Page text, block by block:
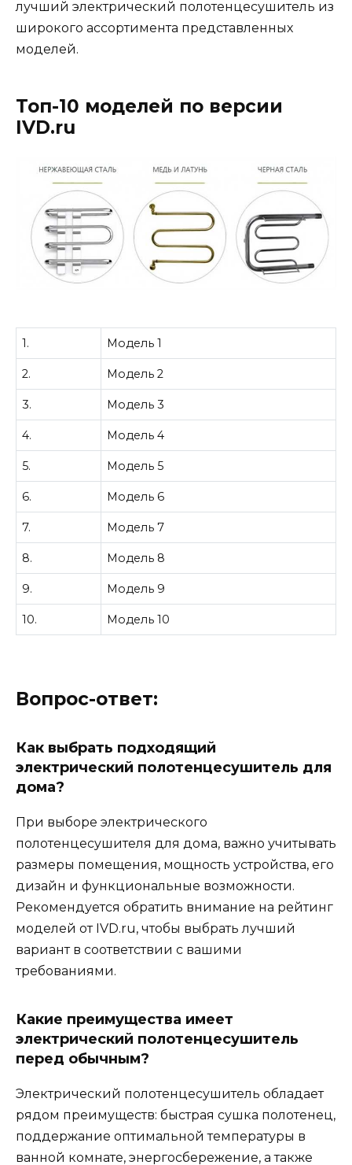
лучший электрический полотенцесушитель из
широкого ассортимента представленных
моделей.
Топ-10 моделей по версии
IVD.ru
1. Модель 1
2. Модель 2
3. Модель 3
4. Модель 4
5. Модель 5
6. Модель 6
7. Модель 7
8. Модель 8
9. Модель 9
10. Модель 10
Вопрос-ответ:
Как выбрать подходящий
электрический полотенцесушитель для
дома?
При выборе электрического
полотенцесушителя для дома, важно учитывать
размеры помещения, мощность устройства, его
дизайн и функциональные возможности.
Рекомендуется обратить внимание на рейтинг
моделей от IVD.ru, чтобы выбрать лучший
вариант в соответствии с вашими
требованиями.
Какие преимущества имеет
электрический полотенцесушитель
перед обычным?
Электрический полотенцесушитель обладает
рядом преимуществ: быстрая сушка полотенец,
поддержание оптимальной температуры в
ванной комнате, энергосбережение, а также